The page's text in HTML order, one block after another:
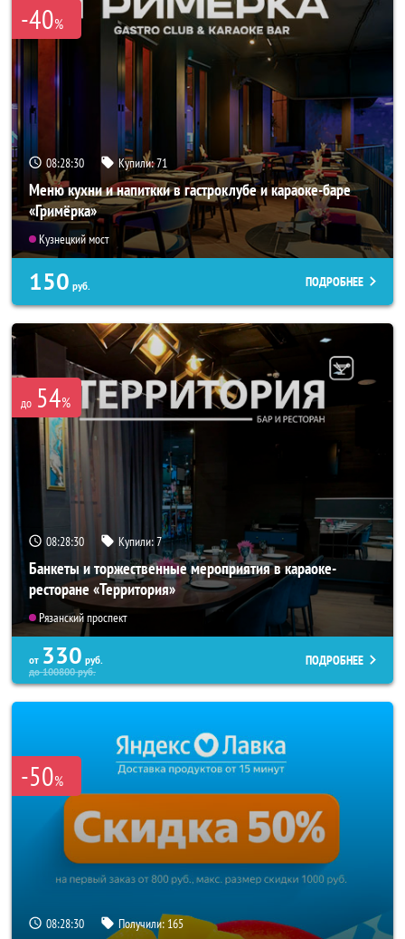
-40%
08:28:27 Купили:71
Меню кухни и напиткки в гастроклубе и караоке-баре
«Гримёрка»
Кузнецкий мост
150 руб. ПОДРОБНЕЕ
до 54%
08:28:27 Купили:7
Банкеты и торжественные мероприятия в караоке-
ресторане «Территория»
Рязанский проспект
от 330 руб.
до100800руб.
ПОДРОБНЕЕ
-50%
08:28:27 Получили: 165